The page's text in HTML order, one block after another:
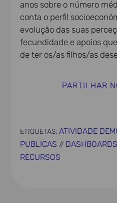
anos sobre o número
conta o perfil
evolução das suas
fecundidade e apoios
de ter os/as filhos/as
PARTILHAR
ETIQUETAS:ATIVIDADE
PUBLICAS // DASHBOARDS
RECURSOS